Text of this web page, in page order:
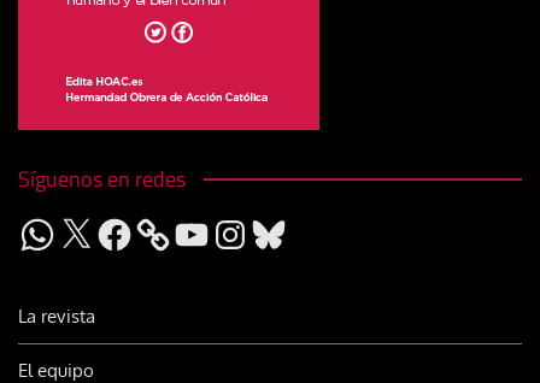
Síguenos en redes
WhatsApp
X Facebook YouTubeInstagram
Bluesky
La revista
El equipo